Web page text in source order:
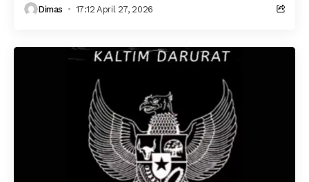
Dimas 17:12 April 27, 2026